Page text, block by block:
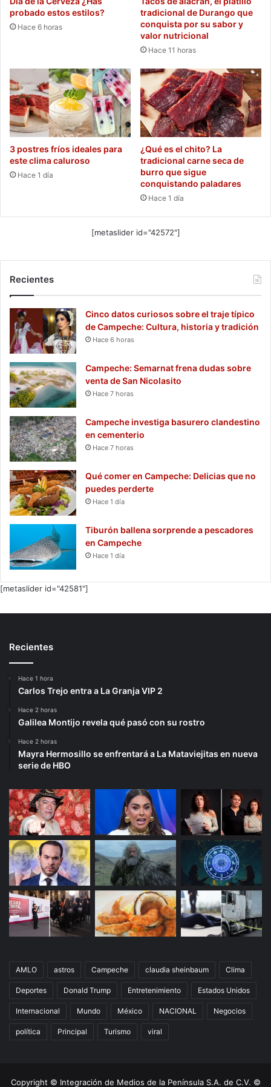
probado estos estilos?
Hace 6 horas
tradicional de Durango que
conquista por su sabor y
valor nutricional
Hace 11 horas
3 postres fríos ideales para
este clima caluroso
Hace 1 día
¿Qué es el chito? La
tradicional carne seca de
burro que sigue
conquistando paladares
Hace 1 día
[metaslider id="42572"]
Recientes
Cinco datos curiosos sobre el traje típico
de Campeche: Cultura, historia y tradición
Hace 6 horas
Campeche: Semarnat frena dudas sobre
venta de San Nicolasito
Hace 7 horas
Campeche investiga basurero clandestino
en cementerio
Hace 7 horas
Qué comer en Campeche: Delicias que no
puedes perderte
Hace 1 día
Tiburón ballena sorprende a pescadores
en Campeche
Hace 1 día
[metaslider id="42581"]
Recientes
Hace 1 hora
Carlos Trejo entra a La Granja VIP 2
Hace 2 horas
Galilea Montijo revela qué pasó con su rostro
Hace 2 horas
Mayra Hermosillo se enfrentará a La Mataviejitas en nueva
serie de HBO
AMLO astros Campeche claudia sheinbaum Clima
Deportes Donald Trump Entretenimiento Estados Unidos
Internacional Mundo México NACIONAL Negocios
política Principal Turismo viral
Copyright © Integración de Medios de la Península S.A. de C.V. ©